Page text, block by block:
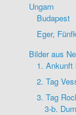
Ungarn
Budapest
Eger,
Bilder aus
1. Ankunft
2. Tag
3. Tag
3-b.